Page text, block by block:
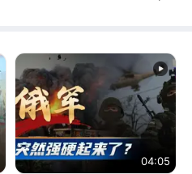
04:05